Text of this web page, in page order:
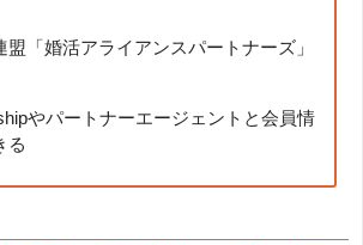
盟「婚活アライアンスパートナーズ」
やパートナーエージェントと会員情
る